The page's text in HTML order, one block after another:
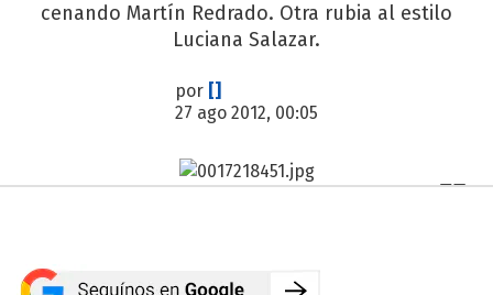
cenando Martín Redrado. Otra rubia al estilo
Luciana Salazar.
por []
27 ago 2012, 00:05